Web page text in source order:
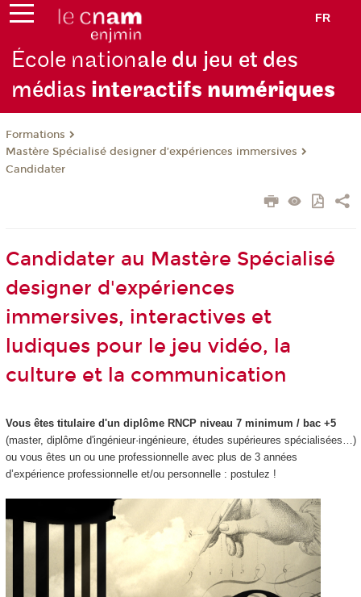
FR
École nationale du jeu et des
médias interactifs numériques
Formations
Mastère Spécialisé designer d’expériences immersives
Candidater
Candidater au Mastère Spécialisé
designer d'expériences
immersives, interactives et
ludiques pour le jeu vidéo, la
culture et la communication
Vous êtes titulaire d'un diplôme RNCP niveau 7 minimum / bac +5
(master, diplôme d'ingénieur·ingénieure, études supérieures spécialisées…)
ou vous êtes un ou une professionnelle avec plus de 3 années
d’expérience professionnelle et/ou personnelle : postulez !